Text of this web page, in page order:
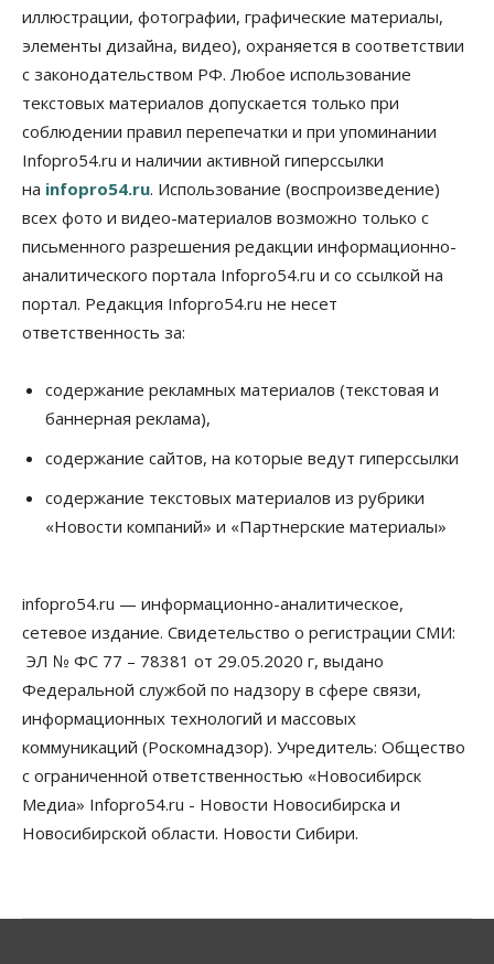
Общество
Синоптики рассказали о погоде в Новосибирске
на выходных
07 Августа 2026, 12:00
Жители Новосибирска смогут добровольно
повысить свою пенсию
07 Августа 2026, 11:30
Общество
Деньгами будут распоряжаться дети: в десяти
школах Новосибирской области введут
инициативное бюджетирование
07 Августа 2026, 11:00
заключили под стражу
07 Августа 2026, 10:15
Общество
Новосибирской области, но режима ЧС не будет
07 Августа 2026, 10:00
выстраивают системы защиты от атак БПЛА
07 Августа 2026, 09:00
По «Сибэлектротерму» выдали исполнительные
листы на полмиллиарда рублей
07 Августа 2026, 08:00
Бизнес Власть Медицина Общество
Искусственный интеллект предлагают
привлекать к разработке новых лекарств в
России
иллюстрации, фотографии, графические материалы,
элементы дизайна, видео), охраняется в соответствии
с законодательством РФ. Любое использование
текстовых материалов допускается только при
соблюдении правил перепечатки и при упоминании
Infopro54.ru и наличии активной гиперссылки
на infopro54.ru. Использование (воспроизведение)
всех фото и видео-материалов возможно только с
письменного разрешения редакции информационно-
аналитического портала Infopro54.ru и со ссылкой на
портал. Редакция Infopro54.ru не несет
ответственность за:
содержание рекламных материалов (текстовая и
баннерная реклама),
содержание сайтов, на которые ведут гиперссылки
содержание текстовых материалов из рубрики
«Новости компаний» и «Партнерские материалы»
infopro54.ru — информационно-аналитическое,
сетевое издание. Свидетельство о регистрации СМИ:
ЭЛ № ФС 77 – 78381 от 29.05.2020 г, выдано
Федеральной службой по надзору в сфере связи,
информационных технологий и массовых
коммуникаций (Роскомнадзор). Учредитель: Общество
с ограниченной ответственностью «Новосибирск
Медиа» Infopro54.ru - Новости Новосибирска и
Новосибирской области. Новости Сибири.